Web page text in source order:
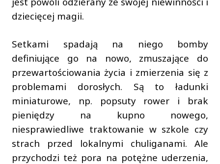
dziecięcej magii.
Setkami spadają na niego bomby
definiujące go na nowo, zmuszające do
przewartościowania życia i zmierzenia się z
problemami dorosłych. Są to ładunki
miniaturowe, np. popsuty rower i brak
pieniędzy na kupno nowego,
niesprawiedliwe traktowanie w szkole czy
strach przed lokalnymi chuliganami. Ale
przychodzi też pora na potężne uderzenia,